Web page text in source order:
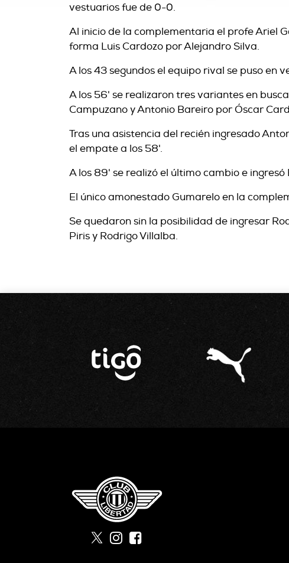
vestuarios fue de 0-0.
Al inicio de la complementaria el profe Ariel
forma Luis Cardozo por Alejandro Silva.
A los 43 segundos el equipo rival se puso
A los 56' se realizaron tres variantes en
Campuzano y Antonio Bareiro por Óscar
Tras una asistencia del recién ingresado
el empate a los 58'.
A los 89' se realizó el último cambio e
El único amonestado Gumarelo en la
Se quedaron sin la posibilidad de ingresar
Piris y Rodrigo Villalba.